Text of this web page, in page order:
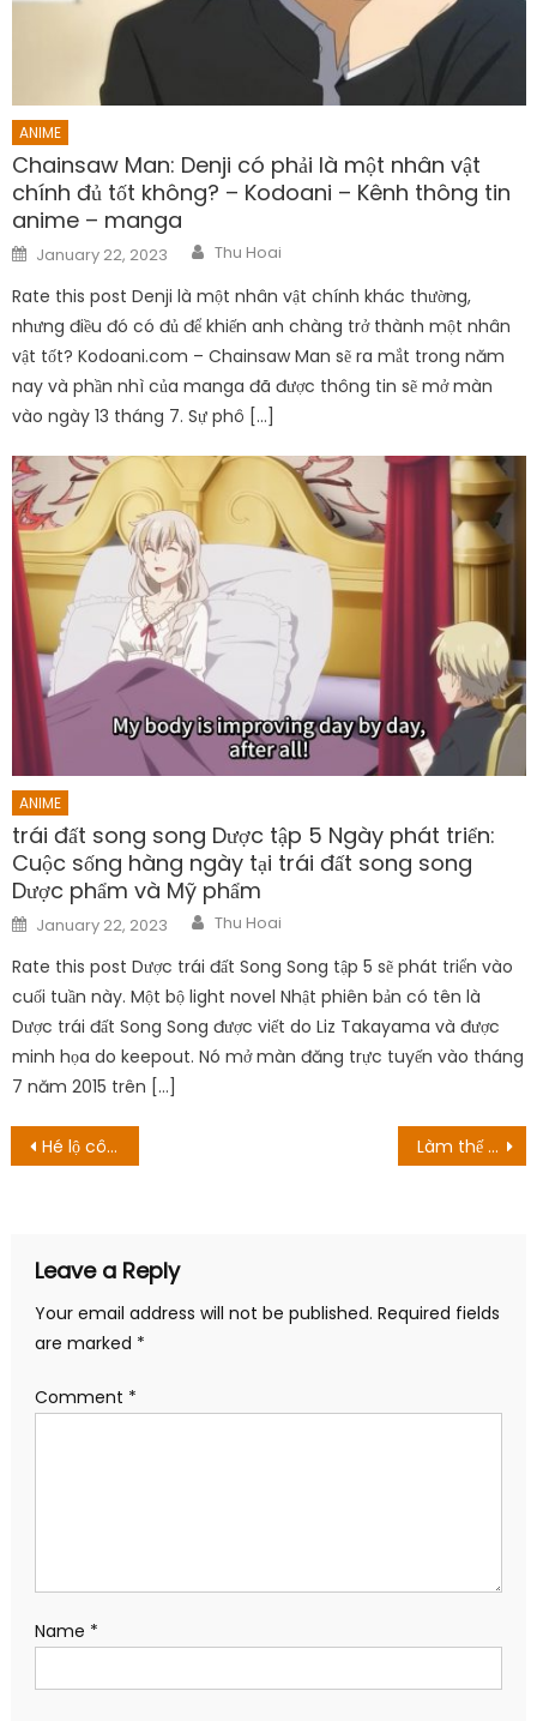
ANIME
Chainsaw Man: Denji có phải là một nhân vật
chính đủ tốt không? – Kodoani – Kênh thông tin
anime – manga
Posted
on
January 22, 2023 Author
Thu Hoai
Rate this post Denji là một nhân vật chính khác thường,
nhưng điều đó có đủ để khiến anh chàng trở thành một nhân
vật tốt? Kodoani.com – Chainsaw Man sẽ ra mắt trong năm
nay và phần nhì của manga đã được thông tin sẽ mở màn
vào ngày 13 tháng 7. Sự phô […]
ANIME
trái đất song song Dược tập 5 Ngày phát triển:
Cuộc sống hàng ngày tại trái đất song song
Dược phẩm và Mỹ phẩm
Posted
on
January 22, 2023 Author
Thu Hoai
Rate this post Dược trái đất Song Song tập 5 sẽ phát triển vào
cuối tuần này. Một bộ light novel Nhật phiên bản có tên là
Dược trái đất Song Song được viết do Liz Takayama và được
minh họa do keepout. Nó mở màn đăng trực tuyến vào tháng
7 năm 2015 trên […]
Post
Hé lộ công chiếu ngày Làm thế nào để xem This Is Us Season 6 trực tuyến?
Leave a Reply
Your email address will not be published. Required fields
are marked *
Comment *
Name *